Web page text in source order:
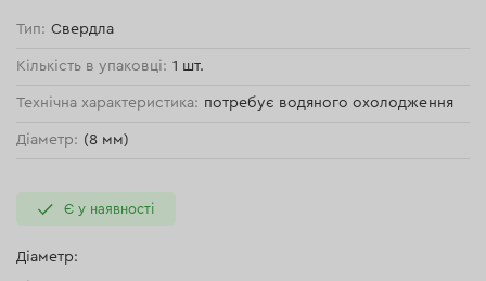
Тип: Свердла
Кількість в упаковці: 1 шт.
Технічна характеристика: потребує водяного охолодження
Діаметр: (8 мм)
Є у наявності
Діаметр: